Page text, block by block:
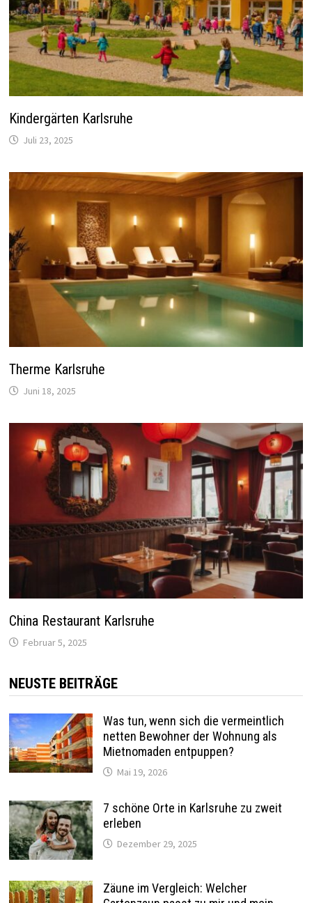
Kindergärten Karlsruhe
Juli 23, 2025
Therme Karlsruhe
Juni 18, 2025
China Restaurant Karlsruhe
Februar 5, 2025
NEUSTE BEITRÄGE
Was tun, wenn sich die vermeintlich
netten Bewohner der Wohnung als
Mietnomaden entpuppen?
Mai 19, 2026
7 schöne Orte in Karlsruhe zu zweit
erleben
Dezember 29, 2025
Zäune im Vergleich: Welcher